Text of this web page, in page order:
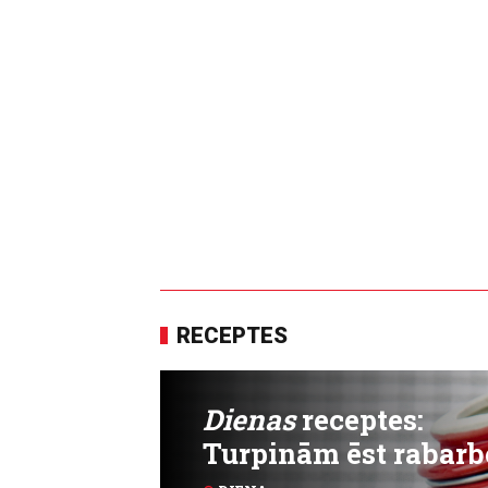
RECEPTES
Dienasreceptes:
Turpinām ēst